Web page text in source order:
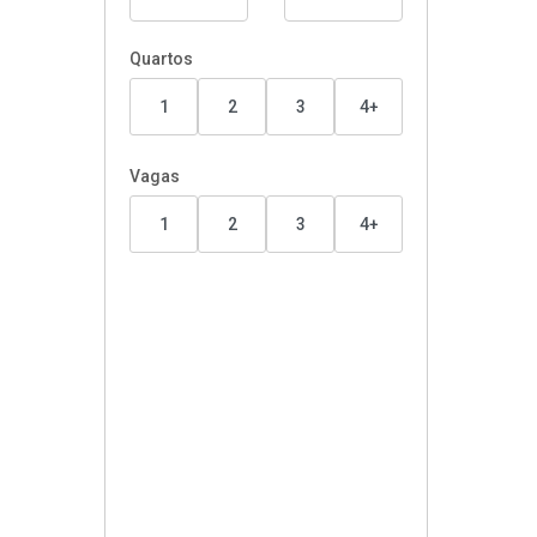
Quartos
1 2 3 4+
Vagas
1 2 3 4+